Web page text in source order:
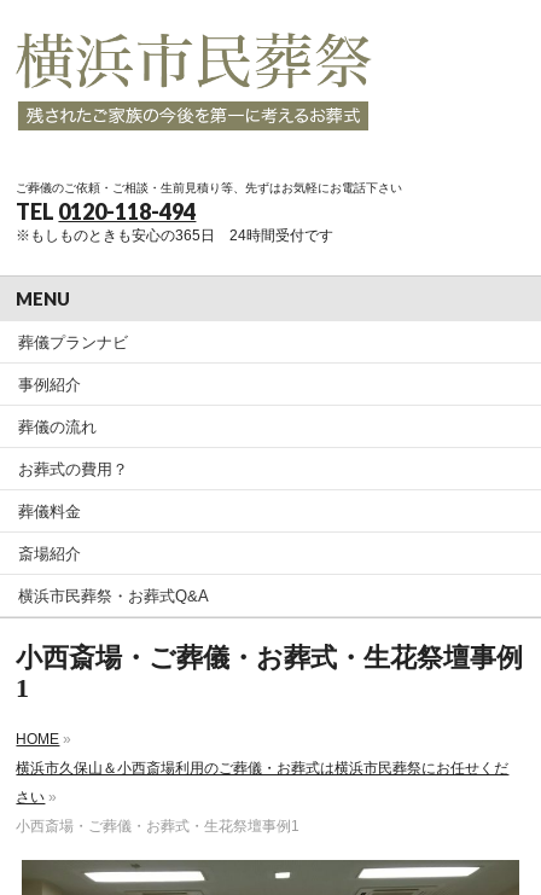
ご葬儀のご依頼・ご相談・生前見積り等、先ずはお気軽にお電話下さい
TEL 0120-118-494
※もしものときも安心の365日 24時間受付です
MENU
葬儀プランナビ
事例紹介
葬儀の流れ
お葬式の費用？
葬儀料金
斎場紹介
横浜市民葬祭・お葬式Q&A
小西斎場・ご葬儀・お葬式・生花祭壇事例
1
HOME »
横浜市久保山＆小西斎場利用のご葬儀・お葬式は横浜市民葬祭にお任せくだ
さい »
小西斎場・ご葬儀・お葬式・生花祭壇事例1